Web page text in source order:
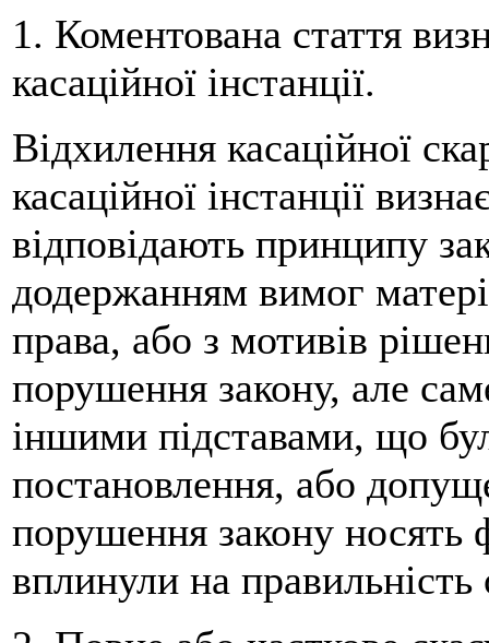
1. Коментована стаття
касаційної інстанції.
Відхилення касаційної
касаційної інстанції
відповідають принципу
додержанням вимог
права, або з мотивів
порушення закону, але
іншими підставами, що
постановлення, або
порушення закону носять
вплинули на